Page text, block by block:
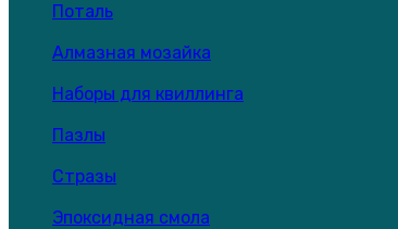
Поталь
Алмазная мозайка
Наборы для квиллинга
Пазлы
Стразы
Эпоксидная смола